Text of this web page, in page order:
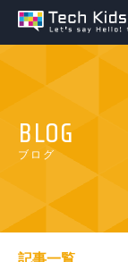
BLOG
ブログ